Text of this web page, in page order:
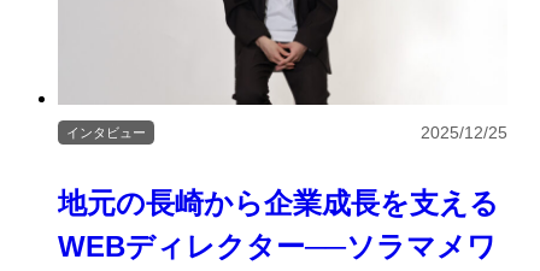
地元の長崎から企業成長を支える
WEBディレクター──ソラマメワ
インタビュー 2025/12/25